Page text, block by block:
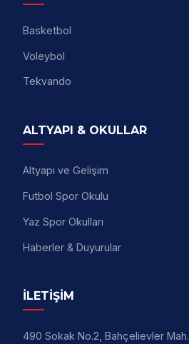
Basketbol
Voleybol
Tekvando
ALTYAPI & OKULLAR
Altyapı ve Gelişim
Futbol Spor Okulu
Yaz Spor Okulları
Haberler & Duyurular
İLETİŞİM
490 Sokak No.2, Bahçelievler Mah.